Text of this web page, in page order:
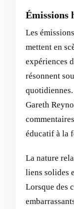
Émissions
Les
mettent en
expériences
résonnent
quotidiennes.
Gareth
éducatif à la
La nature
liens solides
Lorsque des